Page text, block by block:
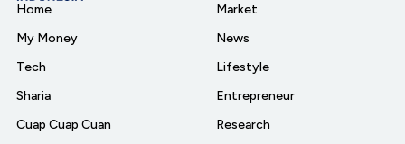
Home
My Money
Tech
Sharia
Cuap Cuap Cuan
Market
News
Lifestyle
Entrepreneur
Research